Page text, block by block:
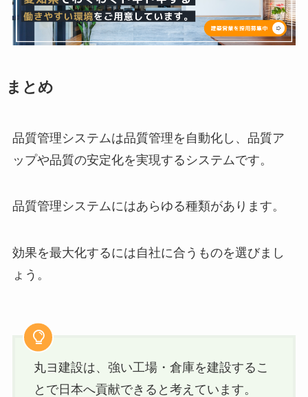
まとめ
品質管理システムは品質管理を自動化し、品質ア
ップや品質の安定化を実現するシステムです。
品質管理システムにはあらゆる種類があります。
効果を最大化するには自社に合うものを選びまし
ょう。
丸ヨ建設は、強い工場・倉庫を建設するこ
とで日本へ貢献できると考えています。